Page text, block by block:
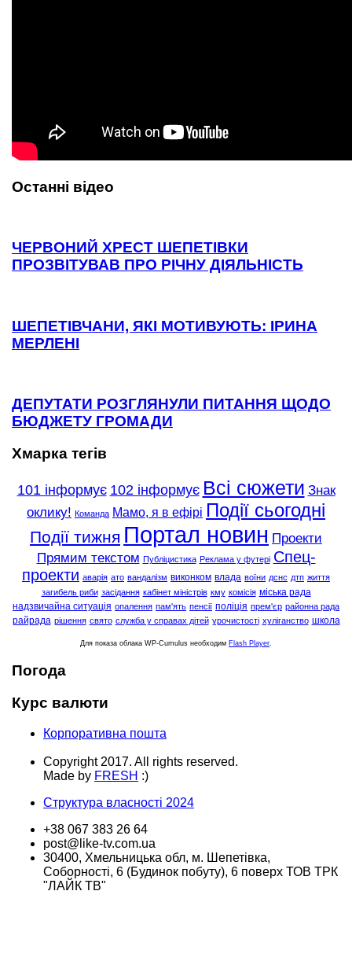
Останні відео
ЧЕРВОНИЙ ХРЕСТ ШЕПЕТІВКИ
ПРОЗВІТУВАВ ПРО РІЧНУ ДІЯЛЬНІСТЬ
ШЕПЕТІВЧАНИ, ЯКІ МОТИВУЮТЬ: ІРИНА
МЕРЛЕНІ
ДЕПУТАТИ РОЗГЛЯНУЛИ ПИТАННЯ ЩОДО
БЮДЖЕТУ ГРОМАДИ
Хмарка тегів
101 інформує 102 інформує Всі сюжети Знак
оклику! Команда Мамо, я в ефірі Події сьогодні
Події тижня Портал новин Проекти
Прямим текстом Публіцистика Реклама у футері Спец-
проекти аварія ато вандалізм виконком влада воїни дснс дтп життя
загибель риби засідання кабінет міністрів кму комісія міська рада
надзвичайна ситуація опалення пам'ять пенсії поліція прем'єр районна рада
райрада рішення свято служба у справах дітей урочистості хуліганство школа
Для показа облака WP-Cumulus необходим Flash Player.
Погода
Курс валюти
Корпоративна пошта
Copyright 2017. All rights reserved.
Made by FRESH :)
Структура власності 2024
+38 067 383 26 64
post@like-tv.com.ua
30400, Хмельницька обл, м. Шепетівка,
Соборності, 6 (Будинок побуту), 6 поверх ТОВ ТРК
"ЛАЙК ТВ"